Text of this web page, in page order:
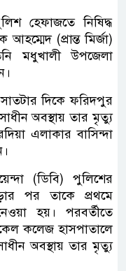
হেফাজতে নিষিদ্ধ
(প্রান্ত মির্জা)
মধুখালী উপজেলা
দিকে ফরিদপুর
অবস্থায় তার মৃত্যু
এলাকার বাসিন্দা
(ডিবি) পুলিশের
পর তাকে প্রথমে
হয়। পরবর্তীতে
কলেজ হাসপাতালে
অবস্থায় তার মৃত্যু